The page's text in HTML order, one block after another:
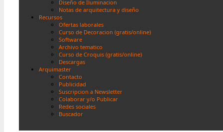
Diseño de Iluminacion
Notas de arquitectura y diseño
Recursos
Ofertas laborales
Curso de Decoracion (gratis/online)
Software
Archivo tematico
Curso de Croquis (gratis/online)
Descargas
Arquimaster
Contacto
Publicidad
Suscripcion a Newsletter
Colaborar y/o Publicar
Redes sociales
Buscador